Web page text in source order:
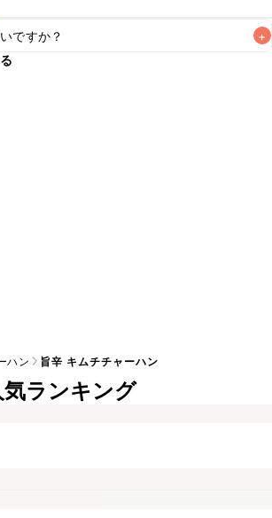
ですか？ +
日中が目安です。なるべくお早めにお召
ハン 旨辛 キムチチャーハン
気ランキング